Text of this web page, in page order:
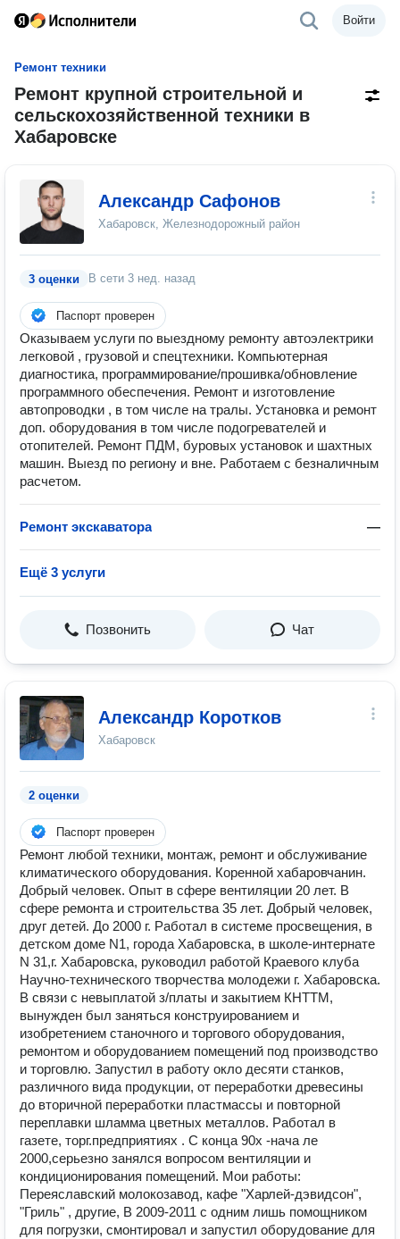
Войти
Ремонт техники
Ремонт крупной строительной и
сельскохозяйственной техники в
Хабаровске
Александр Сафонов
Хабаровск, Железнодорожный район
3 оценки В сети 3 нед. назад
Паспорт проверен
Оказываем услуги по выездному ремонту автоэлектрики
легковой , грузовой и спецтехники. Компьютерная
диагностика, программирование/прошивка/обновление
программного обеспечения. Ремонт и изготовление
автопроводки , в том числе на тралы. Установка и ремонт
доп. оборудования в том числе подогревателей и
отопителей. Ремонт ПДМ, буровых установок и шахтных
машин. Выезд по региону и вне. Работаем с безналичным
расчетом.
Ремонт экскаватора —
Ещё 3 услуги
Позвонить Чат
Александр Коротков
Хабаровск
2 оценки
Паспорт проверен
Ремонт любой техники, монтаж, ремонт и обслуживание
климатического оборудования. Коренной хабаровчанин.
Добрый человек. Опыт в сфере вентиляции 20 лет. В
сфере ремонта и строительства 35 лет. Добрый человек,
друг детей. До 2000 г. Работал в системе просвещения, в
детском доме N1, города Хабаровска, в школе-интернате
N 31,г. Хабаровска, руководил работой Краевого клуба
Научно-технического творчества молодежи г. Хабаровска.
В связи с невыплатой з/платы и закытием КНТТМ,
вынужден был заняться конструированием и
изобретением станочного и торгового оборудования,
ремонтом и оборудованием помещений под производство
и торговлю. Запустил в работу окло десяти станков,
различного вида продукции, от переработки древесины
до вторичной переработки пластмассы и повторной
переплавки шламма цветных металлов. Работал в
газете, торг.предприятиях . С конца 90х -нача ле
2000,серьезно занялся вопросом вентиляции и
кондиционирования помещений. Мои работы:
Переяславский молокозавод, кафе "Харлей-дэвидсон",
"Гриль" , другие, В 2009-2011 с одним лишь помощником
для погрузки, смонтировал и запустил оборудование для